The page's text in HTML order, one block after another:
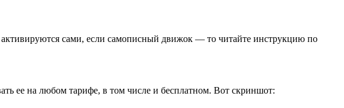
сами, если самописный движок — то читайте инструкцию по
ее на любом тарифе, в том числе и бесплатном. Вот скриншот: